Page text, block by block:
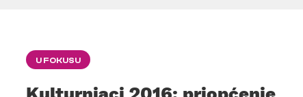
U FOKUSU